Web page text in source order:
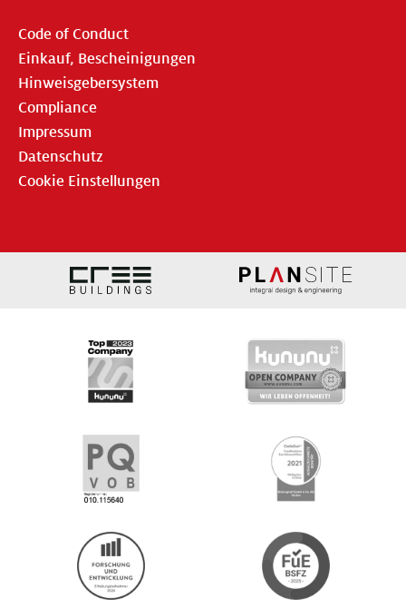
Code of Conduct
Einkauf, Bescheinigungen
Hinweisgebersystem
Compliance
Impressum
Datenschutz
Cookie Einstellungen